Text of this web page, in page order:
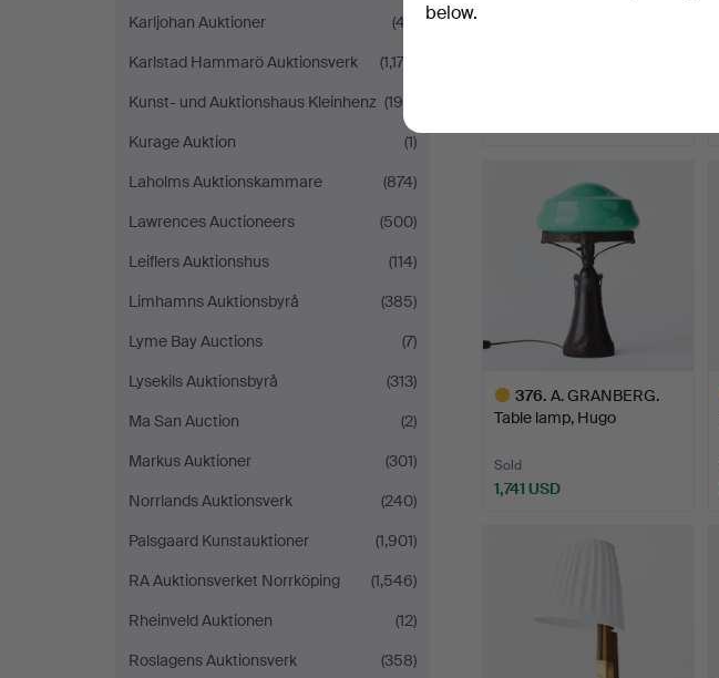
Karljohan Auktioner
(47)
Karlstad Hammarö Auktionsverk
(1,172)
Kunst- und Auktionshaus Kleinhenz (190)
Kurage Auktion
(1)
Laholms Auktionskammare
(874)
Lawrences Auctioneers
(500)
Leiflers Auktionshus
(114)
Limhamns Auktionsbyrå
(385)
Lyme Bay Auctions
(7)
Lysekils Auktionsbyrå
(313)
Ma San Auction
(2)
Markus Auktioner
(301)
Norrlands Auktionsverk
(240)
Palsgaard Kunstauktioner
(1,901)
RA Auktionsverket Norrköping
(1,546)
Rheinveld Auktionen
(12)
Roslagens Auktionsverk
(358)
376. A. GRANBERG.
Table lamp, Hugo
Sold
1,741 USD
below.